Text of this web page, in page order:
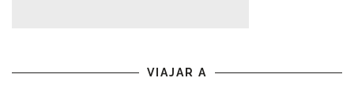
VIAJAR A